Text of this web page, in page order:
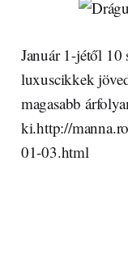
Január 1-jétől 10
luxuscikkek
magasabb
ki.http://
01-03.html